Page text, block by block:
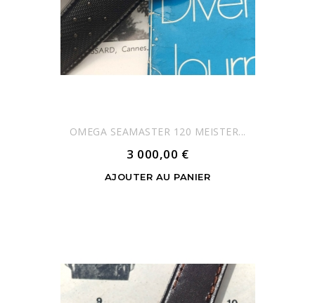
OMEGA SEAMASTER 120 MEISTER...
3 000,00 €
AJOUTER AU PANIER